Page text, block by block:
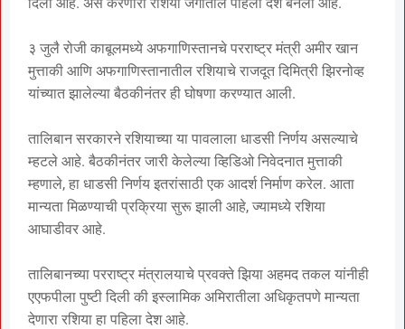
३ जुलै रोजी काबूलमध्ये अफगाणिस्तानचे परराष्ट्र मंत्री अमीर खान
मुत्ताकी आणि अफगाणिस्तानातील रशियाचे राजदूत दिमित्री झिरनोव्ह
यांच्यात झालेल्या बैठकीनंतर ही घोषणा करण्यात आली.
तालिबान सरकारने रशियाच्या या पावलाला धाडसी निर्णय असल्याचे
म्हटले आहे. बैठकीनंतर जारी केलेल्या व्हिडिओ निवेदनात मुत्ताकी
म्हणाले, हा धाडसी निर्णय इतरांसाठी एक आदर्श निर्माण करेल. आता
मान्यता मिळण्याची प्रक्रिया सुरू झाली आहे, ज्यामध्ये रशिया
आघाडीवर आहे.
तालिबानच्या परराष्ट्र मंत्रालयाचे प्रवक्ते झिया अहमद तकल यांनीही
एएफपीला पुष्टी दिली की इस्लामिक अमिरातीला अधिकृतपणे मान्यता
देणारा रशिया हा पहिला देश आहे.